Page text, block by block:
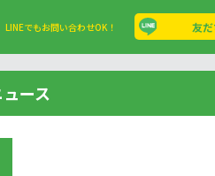
LINEでもお問い合わせOK！ 友
ース